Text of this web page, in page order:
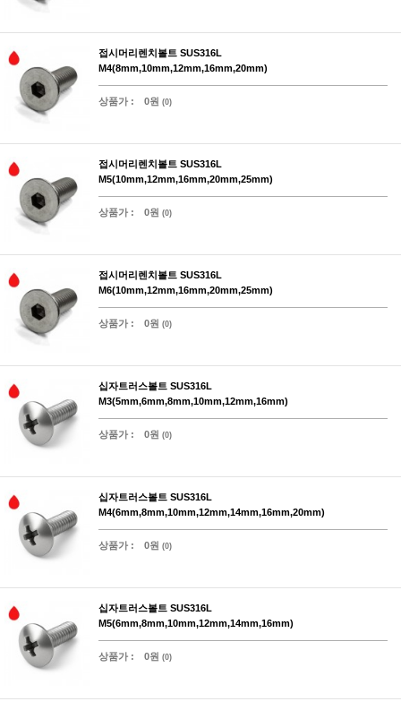
접시머리렌치볼트 SUS316L
M4(8mm,10mm,12mm,16mm,20mm)
상품가 : 0원 (0)
접시머리렌치볼트 SUS316L
M5(10mm,12mm,16mm,20mm,25mm)
상품가 : 0원 (0)
접시머리렌치볼트 SUS316L
M6(10mm,12mm,16mm,20mm,25mm)
상품가 : 0원 (0)
십자트러스볼트 SUS316L
M3(5mm,6mm,8mm,10mm,12mm,16mm)
상품가 : 0원 (0)
십자트러스볼트 SUS316L
M4(6mm,8mm,10mm,12mm,14mm,16mm,20mm)
상품가 : 0원 (0)
십자트러스볼트 SUS316L
M5(6mm,8mm,10mm,12mm,14mm,16mm)
상품가 : 0원 (0)